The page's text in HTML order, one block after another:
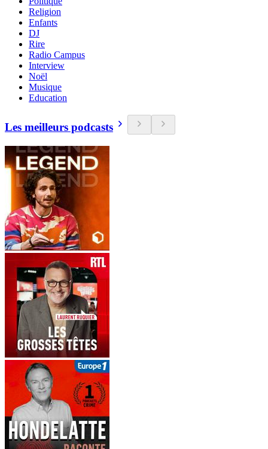
Religion
Enfants
DJ
Rire
Radio Campus
Interview
Noël
Musique
Education
Les meilleurs podcasts